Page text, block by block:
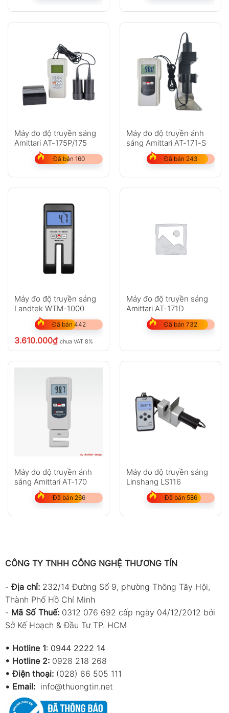
Máy đo độ truyền sáng
Amittari AT-175P/175
Đã bán 160
Máy đo độ truyền ánh
sáng Amittari AT-171-S
Đã bán 243
Máy đo độ truyền sáng
Landtek WTM-1000
Đã bán 442
3.610.000₫ chưa VAT 8%
Máy đo độ truyền sáng
Amittari AT-171D
Đã bán 732
Máy đo độ truyền ánh
sáng Amittari AT-170
Đã bán 266
Máy đo độ truyền sáng
Linshang LS116
Đã bán 586
CÔNG TY TNHH CÔNG NGHỆ THƯƠNG TÍN
-Địa chỉ: 232/14 Đường Số 9, phường Thông Tây Hội,
Thành Phố Hồ Chí Minh
- Mã Số Thuế: 0312 076 692 cấp ngày 04/12/2012 bởi
Sở Kế Hoạch & Đầu Tư TP. HCM
• Hotline 1: 0944 2222 14
• Hotline 2: 0928 218 268
• Điện thoại: (028) 66 505 111
• Email: info@thuongtin.net